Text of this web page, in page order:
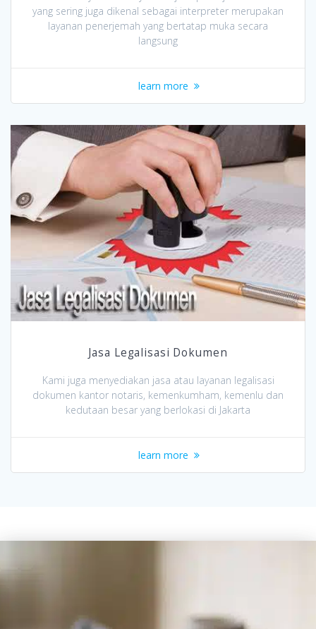
yang sering juga dikenal sebagai interpreter merupakan
layanan penerjemah yang bertatap muka secara
langsung
learn more
Jasa Legalisasi Dokumen
Kami juga menyediakan jasa atau layanan legalisasi
dokumen kantor notaris, kemenkumham, kemenlu dan
kedutaan besar yang berlokasi di Jakarta
learn more